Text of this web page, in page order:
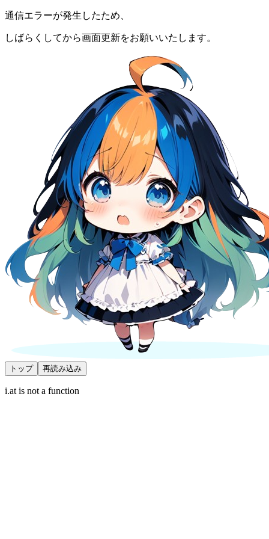
通信エラーが発生したため、
しばらくしてから画面更新をお願いいたします。
トップ 再読み込み
i.at is not a function